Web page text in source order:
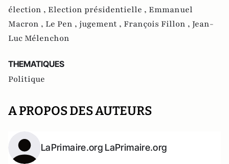
élection , Election présidentielle , Emmanuel
Macron , Le Pen , jugement , François Fillon , Jean-
Luc Mélenchon
THEMATIQUES
Politique
A PROPOS DES AUTEURS
LaPrimaire.org LaPrimaire.org